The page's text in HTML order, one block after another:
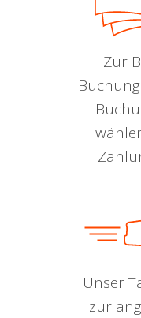
Zur
Unser
zur